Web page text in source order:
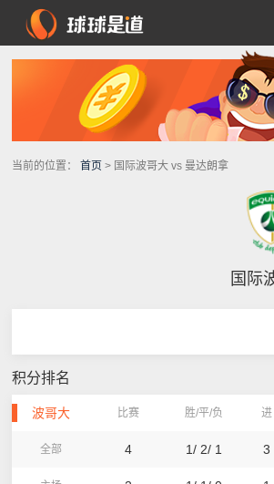
当前的位置： 首页 > 国际波哥大 vs 曼达朗拿
国际
积分排名
波哥大 比赛 胜/平/负 进
全部 4 1/ 2/ 1 3